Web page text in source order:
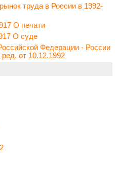
труда в России в 1992-
О печати
О суде
Федерации - России
от 10.12.1992